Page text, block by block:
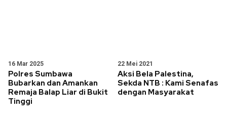
16 Mar 2025
Polres Sumbawa
Bubarkan dan Amankan
Remaja Balap Liar di Bukit
Tinggi
22 Mei 2021
Aksi Bela Palestina,
Sekda NTB : Kami Senafas
dengan Masyarakat